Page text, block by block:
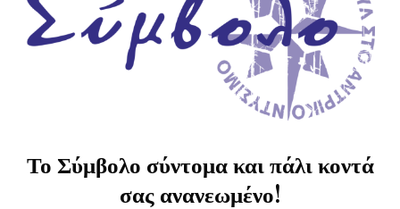
Το Σύμβολο σύντομα και πάλι κοντά
σας ανανεωμένο!